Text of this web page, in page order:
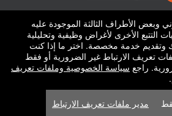
وشباك التذاكر من تيكتور
التذاكر للأماكن والمسارح والساحات
© كل الحقوق محفوظة.
50.28.84.148
شروط الاستخدام
وبعض الأطراف الثالثة الموجودة عليه
التتبع الأخرى لأغراض وظيفية وتحليلية
وتقديم خدمة مخصصة. اختر ما إذا كنت
تعريف الارتباط غير الضرورية أو فقط
راجع سياسة الخصوصية وملفات تعريف
.
مدير ملفات تعريف الارتباط